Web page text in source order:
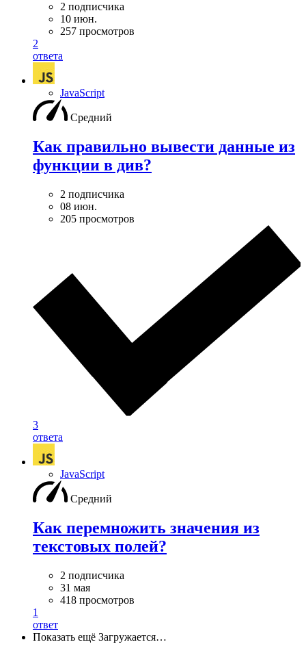
2 подписчика
10 июн.
257 просмотров
2
ответа
JavaScript
Средний
Как правильно вывести данные из
функции в див?
2 подписчика
08 июн.
205 просмотров
3
ответа
JavaScript
Средний
Как перемножить значения из
текстовых полей?
2 подписчика
31 мая
418 просмотров
1
ответ
Показать ещё Загружается…